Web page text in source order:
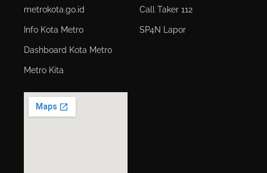
metrokota.go.id
Info Kota Metro
Dashboard Kota Metro
Metro Kita
Call Taker 112
SP4N Lapor